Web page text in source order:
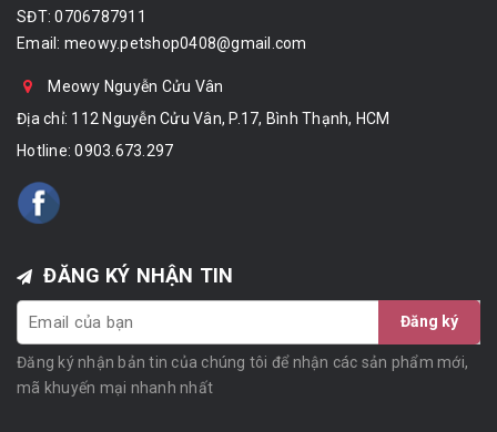
SĐT: 0706787911
Email: meowy.petshop0408@gmail.com
Meowy Nguyễn Cửu Vân
Địa chỉ: 112 Nguyễn Cửu Vân, P.17, Bình Thạnh, HCM
Hotline:0903.673.297
ĐĂNG KÝ NHẬN TIN
Đăng ký
Đăng ký nhận bản tin của chúng tôi để nhận các sản phẩm mới,
mã khuyến mại nhanh nhất